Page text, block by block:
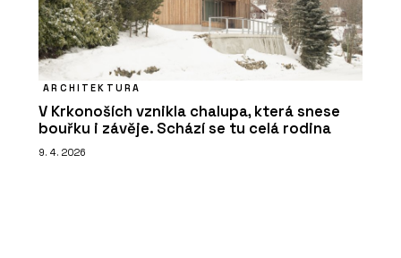
ARCHITEKTURA
V Krkonoších vznikla chalupa, která snese
bouřku i závěje. Schází se tu celá rodina
9. 4. 2026